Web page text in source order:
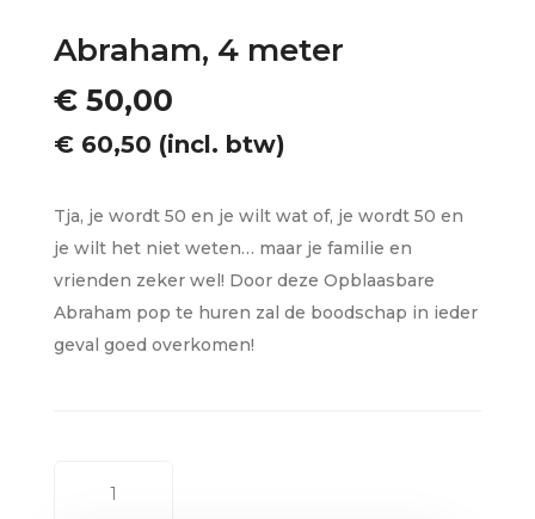
Abraham, 4 meter
€50,00
€60,50 (incl. btw)
Tja, je wordt 50 en je wilt wat of, je wordt 50 en
je wilt het niet weten… maar je familie en
vrienden zeker wel! Door deze Opblaasbare
Abraham pop te huren zal de boodschap in ieder
geval goed overkomen!